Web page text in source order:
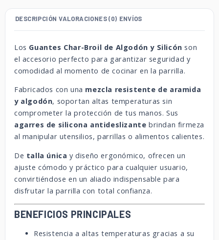
DESCRIPCIÓN VALORACIONES (0) ENVÍOS
Los Guantes Char-Broil de Algodón y Silicón son
el accesorio perfecto para garantizar seguridad y
comodidad al momento de cocinar en la parrilla.
Fabricados con una mezcla resistente de aramida
y algodón, soportan altas temperaturas sin
comprometer la protección de tus manos. Sus
agarres de silicona antideslizante brindan firmeza
al manipular utensilios, parrillas o alimentos calientes.
De talla única y diseño ergonómico, ofrecen un
ajuste cómodo y práctico para cualquier usuario,
convirtiéndose en un aliado indispensable para
disfrutar la parrilla con total confianza.
BENEFICIOS PRINCIPALES
Resistencia a altas temperaturas gracias a su